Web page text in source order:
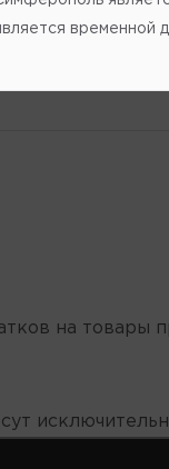
на товары
временной